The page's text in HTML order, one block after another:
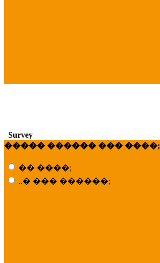
Survey
����� ������ ��� ����;
�� ����;
..� ��� ������;